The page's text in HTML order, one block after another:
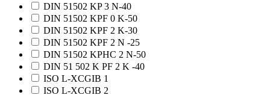
DIN 51502 KP 3 N-40
DIN 51502 KPF 0 K-50
DIN 51502 KPF 2 K-30
DIN 51502 KPF 2 N -25
DIN 51502 KPHC 2 N-50
DIN 51 502 K РF 2 K -40
ISO L-XCGIB 1
ISO L-XCGIB 2